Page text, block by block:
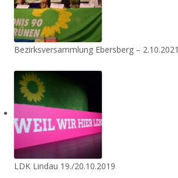
Bezirksversammlung Ebersberg – 2.10.2021
LDK Lindau 19./20.10.2019